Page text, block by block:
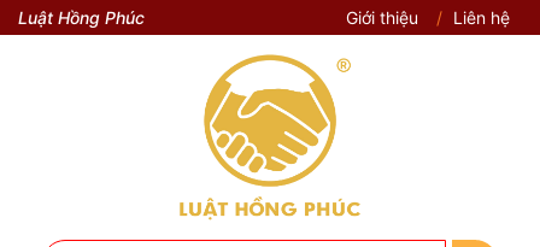
Luật Hồng Phúc Giới thiệu Liên hệ